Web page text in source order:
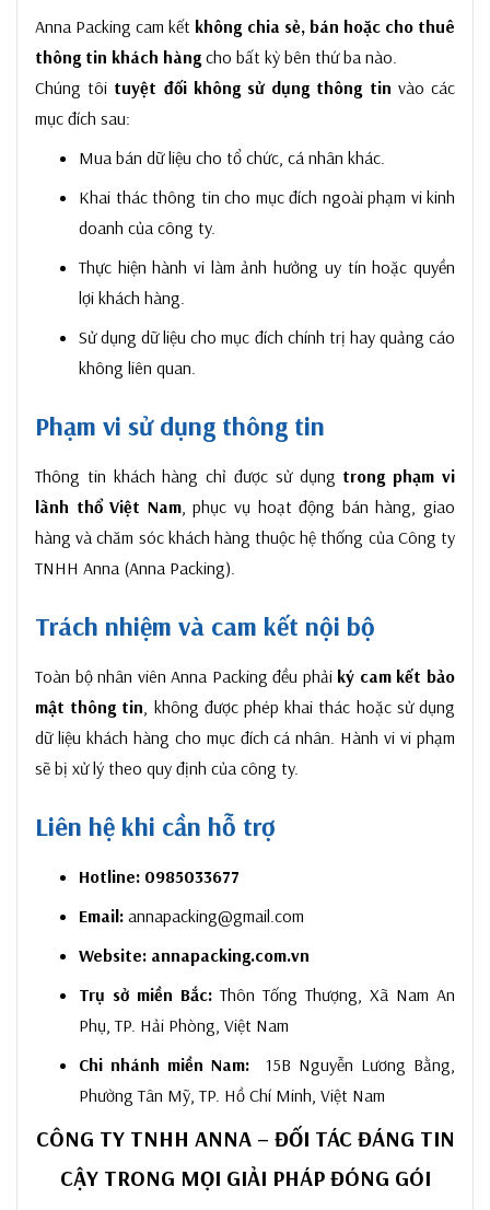
Anna Packing cam kết không chia sẻ, bán hoặc cho thuê
thông tin khách hàng cho bất kỳ bên thứ ba nào.
Chúng tôi tuyệt đối không sử dụng thông tin vào các
mục đích sau:
Mua bán dữ liệu cho tổ chức, cá nhân khác.
Khai thác thông tin cho mục đích ngoài phạm vi kinh
doanh của công ty.
Thực hiện hành vi làm ảnh hưởng uy tín hoặc quyền
lợi khách hàng.
Sử dụng dữ liệu cho mục đích chính trị hay quảng cáo
không liên quan.
Phạm vi sử dụng thông tin
Thông tin khách hàng chỉ được sử dụng trong phạm vi
lãnh thổ Việt Nam, phục vụ hoạt động bán hàng, giao
hàng và chăm sóc khách hàng thuộc hệ thống của Công ty
TNHH Anna (Anna Packing).
Trách nhiệm và cam kết nội bộ
Toàn bộ nhân viên Anna Packing đều phải ký cam kết bảo
mật thông tin, không được phép khai thác hoặc sử dụng
dữ liệu khách hàng cho mục đích cá nhân. Hành vi vi phạm
sẽ bị xử lý theo quy định của công ty.
Liên hệ khi cần hỗ trợ
Hotline: 0985033677
Email: annapacking@gmail.com
Website: annapacking.com.vn
Trụ sở miền Bắc:Thôn Tống Thượng, Xã Nam An
Phụ, TP. Hải Phòng, Việt Nam
Chi nhánh miền Nam:
15B Nguyễn Lương Bằng,
Phường Tân Mỹ, TP. Hồ Chí Minh, Việt Nam
CÔNG TY TNHH ANNA – ĐỐI TÁC ĐÁNG TIN
CẬY TRONG MỌI GIẢI PHÁP ĐÓNG GÓI